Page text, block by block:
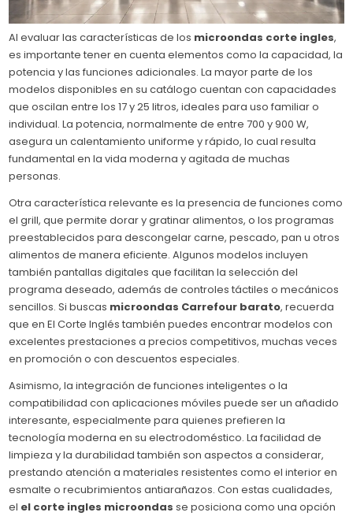
Al evaluar las características de los microondas corte ingles,
es importante tener en cuenta elementos como la capacidad, la
potencia y las funciones adicionales. La mayor parte de los
modelos disponibles en su catálogo cuentan con capacidades
que oscilan entre los 17 y 25 litros, ideales para uso familiar o
individual. La potencia, normalmente de entre 700 y 900 W,
asegura un calentamiento uniforme y rápido, lo cual resulta
fundamental en la vida moderna y agitada de muchas
personas.
Otra característica relevante es la presencia de funciones como
el grill, que permite dorar y gratinar alimentos, o los programas
preestablecidos para descongelar carne, pescado, pan u otros
alimentos de manera eficiente. Algunos modelos incluyen
también pantallas digitales que facilitan la selección del
programa deseado, además de controles táctiles o mecánicos
sencillos. Si buscas microondas Carrefour barato, recuerda
que en El Corte Inglés también puedes encontrar modelos con
excelentes prestaciones a precios competitivos, muchas veces
en promoción o con descuentos especiales.
Asimismo, la integración de funciones inteligentes o la
compatibilidad con aplicaciones móviles puede ser un añadido
interesante, especialmente para quienes prefieren la
tecnología moderna en su electrodoméstico. La facilidad de
limpieza y la durabilidad también son aspectos a considerar,
prestando atención a materiales resistentes como el interior en
esmalte o recubrimientos antiarañazos. Con estas cualidades,
el el corte ingles microondas se posiciona como una opción